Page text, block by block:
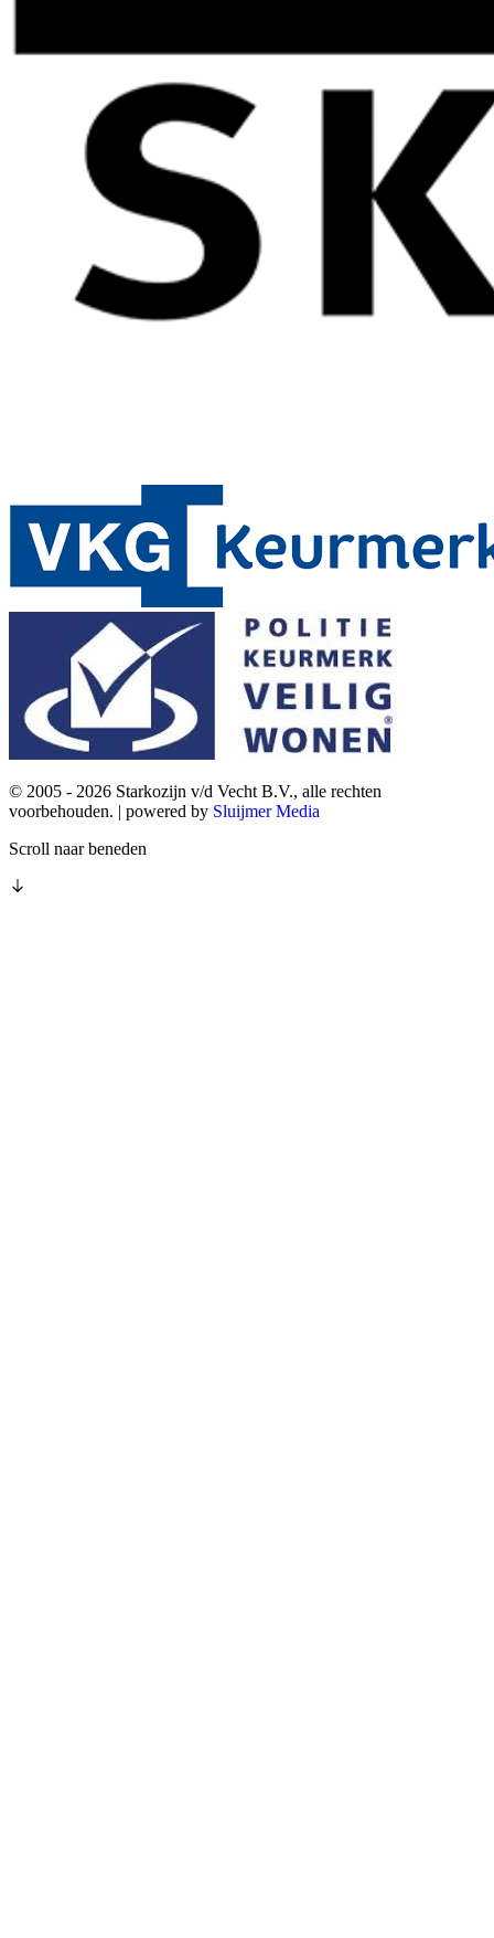
© 2005 - 2026 Starkozijn v/d Vecht B.V., alle rechten
voorbehouden. | powered by Sluijmer Media
Scroll naar beneden